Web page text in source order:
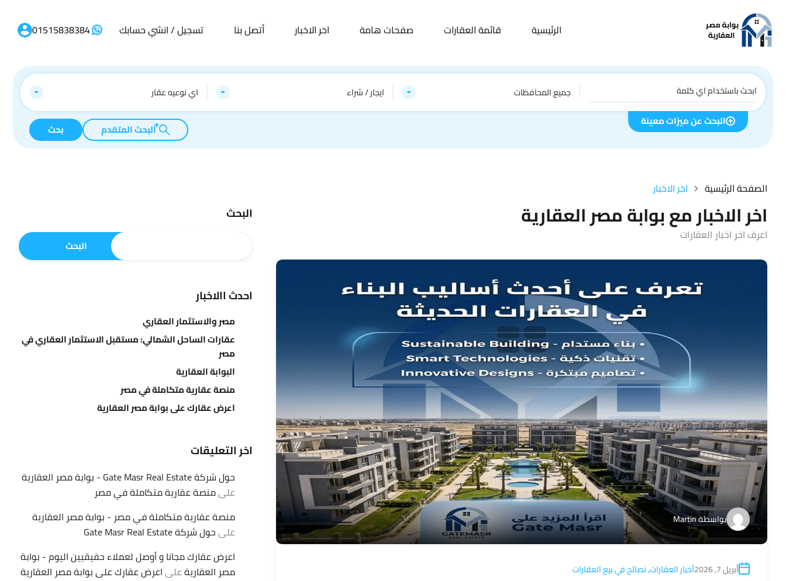
الرئيسية قائمة العقارات صفحات هامة اخر الاخبار أتصل بنا تسجيل / انشي حسابك 01515838384
جميع المحافظات ايجار / شراء اي نوعيه عقار
البحث عن ميزات معينة
البحث المتقدم بحث
الصفحة الرئيسية اخر الاخبار
اخر الاخبار مع بوابة مصر العقارية
اعرف اخر اخبار العقارات
بواسطةMartin
أبريل 7, 2026 أخبار العقارات,نصائح في بيع العقارات
البحث
البحث
احدث االاخبار
مصر والاستثمار العقاري
عقارات الساحل الشمالي: مستقبل الاستثمار العقاري في
مصر
البوابة العقارية
منصة عقارية متكاملة في مصر
اعرض عقارك على بوابة مصر العقارية
اخر التعليقات
حول شركة Gate Masr Real Estate - بوابة مصر العقارية
علىمنصة عقارية متكاملة في مصر
منصة عقارية متكاملة في مصر - بوابة مصر العقارية
علىحول شركة Gate Masr Real Estate
اعرض عقارك مجانا و أوصل لعملاء حقيقيين اليوم - بوابة
مصر العقاريةعلىاعرض عقارك على بوابة مصر العقارية